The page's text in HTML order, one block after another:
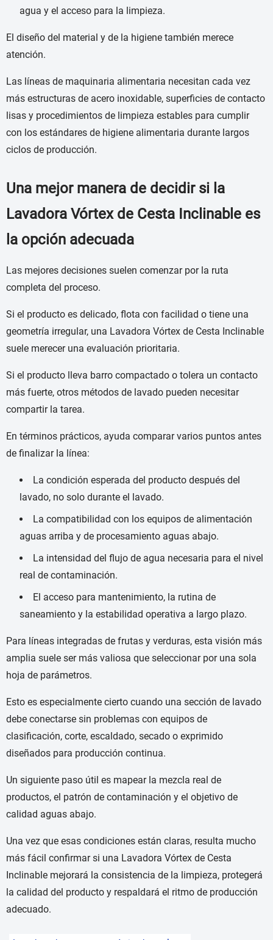
agua y el acceso para la limpieza.
El diseño del material y de la higiene también merece
atención.
Las líneas de maquinaria alimentaria necesitan cada vez
más estructuras de acero inoxidable, superficies de contacto
lisas y procedimientos de limpieza estables para cumplir
con los estándares de higiene alimentaria durante largos
ciclos de producción.
Una mejor manera de decidir si la
Lavadora Vórtex de Cesta Inclinable es
la opción adecuada
Las mejores decisiones suelen comenzar por la ruta
completa del proceso.
Si el producto es delicado, flota con facilidad o tiene una
geometría irregular, una Lavadora Vórtex de Cesta Inclinable
suele merecer una evaluación prioritaria.
Si el producto lleva barro compactado o tolera un contacto
más fuerte, otros métodos de lavado pueden necesitar
compartir la tarea.
En términos prácticos, ayuda comparar varios puntos antes
de finalizar la línea:
La condición esperada del producto después del
lavado, no solo durante el lavado.
La compatibilidad con los equipos de alimentación
aguas arriba y de procesamiento aguas abajo.
La intensidad del flujo de agua necesaria para el nivel
real de contaminación.
El acceso para mantenimiento, la rutina de
saneamiento y la estabilidad operativa a largo plazo.
Para líneas integradas de frutas y verduras, esta visión más
amplia suele ser más valiosa que seleccionar por una sola
hoja de parámetros.
Esto es especialmente cierto cuando una sección de lavado
debe conectarse sin problemas con equipos de
clasificación, corte, escaldado, secado o exprimido
diseñados para producción continua.
Un siguiente paso útil es mapear la mezcla real de
productos, el patrón de contaminación y el objetivo de
calidad aguas abajo.
Una vez que esas condiciones están claras, resulta mucho
más fácil confirmar si una Lavadora Vórtex de Cesta
Inclinable mejorará la consistencia de la limpieza, protegerá
la calidad del producto y respaldará el ritmo de producción
adecuado.